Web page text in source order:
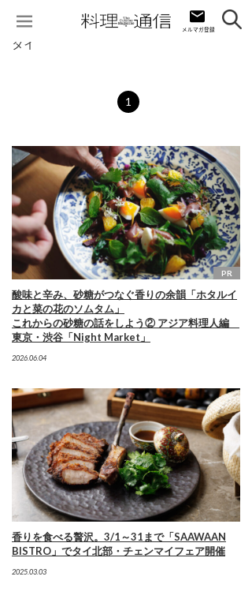
タイ
1
PR
酸味と辛み、砂糖がつなぐ香りの余韻「ホタルイ
カと菜の花のソムタム」
これからの砂糖の話をしよう② アジア料理人編
東京・渋谷「Night Market」
2026.06.04
香りを食べる贅沢。3/1～31まで「SAAWAAN
BISTRO」でタイ北部・チェンマイフェア開催
2025.03.03